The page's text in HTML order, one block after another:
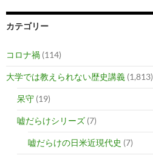
カテゴリー
コロナ禍 (114)
大学では教えられない歴史講義 (1,813)
呆守 (19)
嘘だらけシリーズ (7)
嘘だらけの日米近現代史 (7)